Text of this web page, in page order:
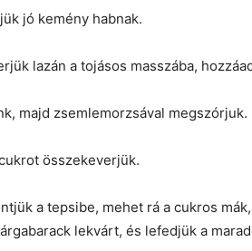
jó kemény habnak.
lazán a tojásos masszába,
majd zsemlemorzsával megszórjuk.
összekeverjük.
a tepsibe, mehet rá a cukros
lekvárt, és lefedjük a